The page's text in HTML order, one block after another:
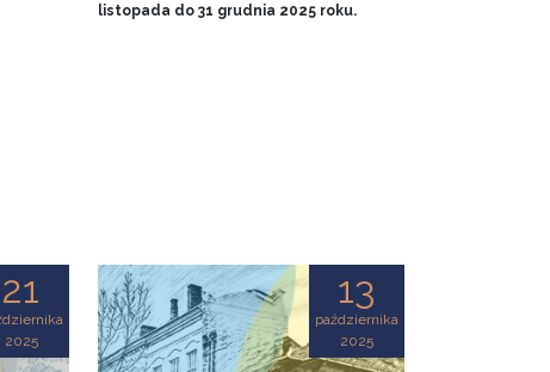
listopada do 31 grudnia 2025 roku.
21
2025
13
października
2025